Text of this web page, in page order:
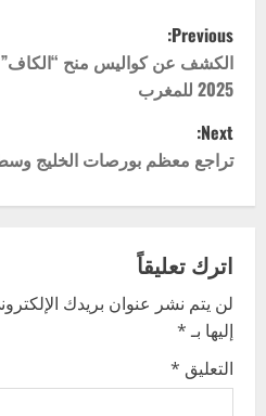
P
o
s
t
n
a
v
i
g
Previous:
الكشف عن كواليس منح
2025 للمغرب
Next:
تراجع معظم بورصات الخليج
اترك تعليقاً
لن يتم نشر عنوان بريدك
إليها بـ*
التعليق *